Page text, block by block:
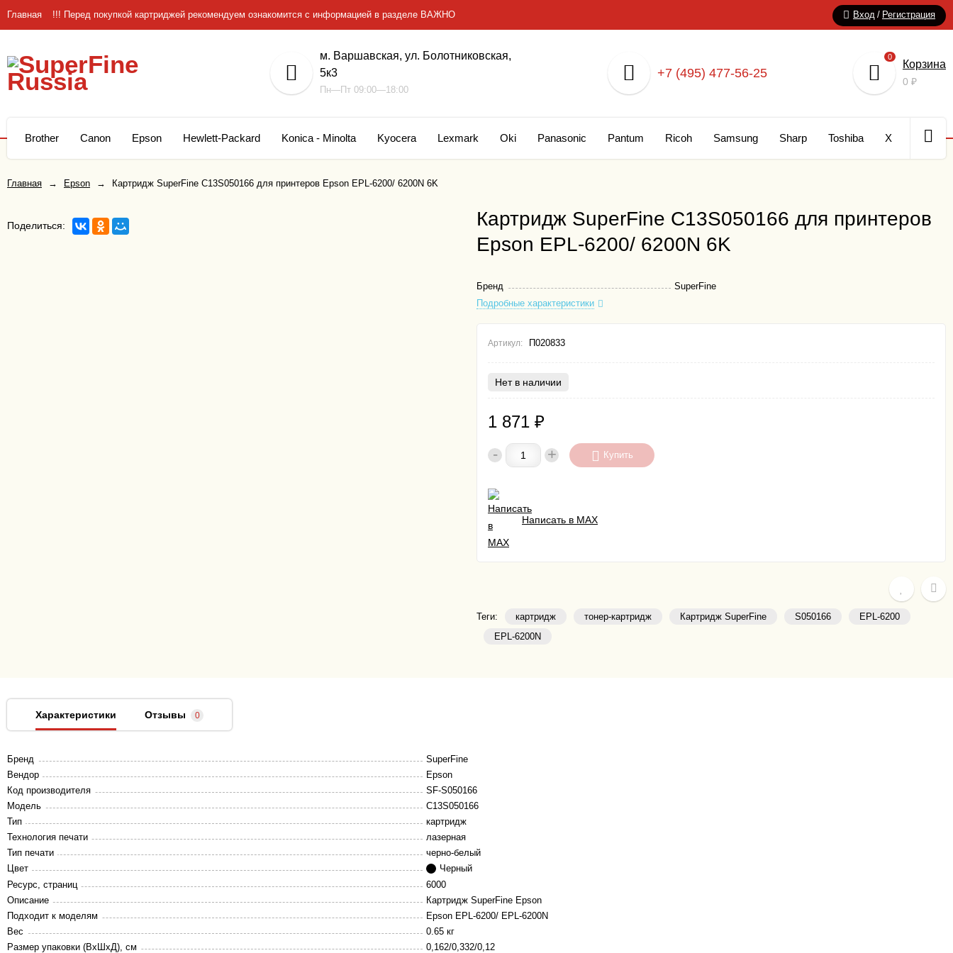
Вход / Регистрация
Главная !!! Перед покупкой картриджей рекомендуем ознакомится с информацией в разделе ВАЖНО
м. Варшавская, ул. Болотниковская,
5к3
Пн—Пт 09:00—18:00
+7 (495) 477-56-25
0
Корзина
0 ₽
Brother Canon Epson Hewlett-Packard Konica - Minolta Kyocera Lexmark Oki Panasonic Pantum Ricoh Samsung Sharp Toshiba Xerox
Главная → Epson → Картридж SuperFine C13S050166 для принтеров Epson EPL-6200/ 6200N 6K
Поделиться:
Картридж SuperFine C13S050166 для принтеров
Epson EPL-6200/ 6200N 6K
Бренд
SuperFine
Подробные характеристики
Артикул: П020833
Нет в наличии
1 871 ₽
- + Купить
Написать в MAX
Теги: картридж тонер-картридж Картридж SuperFine S050166
EPL-6200
EPL-6200N
Характеристики Отзывы 0
Бренд
SuperFine
Вендор
Epson
Код производителя
SF-S050166
Модель
C13S050166
Тип
картридж
Технология печати
лазерная
Тип печати
черно-белый
Цвет
Черный
Ресурс, страниц
6000
Описание
Картридж SuperFine Epson
Подходит к моделям
Epson EPL-6200/ EPL-6200N
Вес
0.65 кг
Размер упаковки (ВхШхД), см
0,162/0,332/0,12